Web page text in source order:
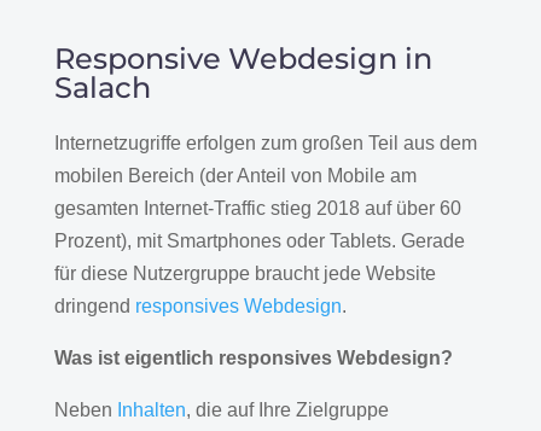
Responsive Webdesign in
Salach
Internetzugriffe erfolgen zum großen Teil aus dem
mobilen Bereich (der Anteil von Mobile am
gesamten Internet-Traffic stieg 2018 auf über 60
Prozent), mit Smartphones oder Tablets. Gerade
für diese Nutzergruppe braucht jede Website
dringend responsives Webdesign.
Was ist eigentlich responsives Webdesign?
Neben Inhalten, die auf Ihre Zielgruppe